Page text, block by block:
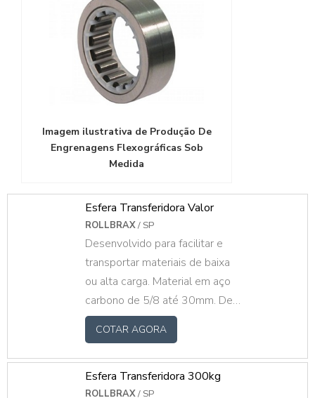
Imagem ilustrativa de Produção De
Engrenagens Flexográficas Sob
Medida
Esfera Transferidora Valor
ROLLBRAX/ SP
Desenvolvido para facilitar e
transportar materiais de baixa
ou alta carga. Material em aço
carbono de 5/8 até 30mm. De
10kg até 300kg
COTAR AGORA
Esfera Transferidora 300kg
ROLLBRAX/ SP